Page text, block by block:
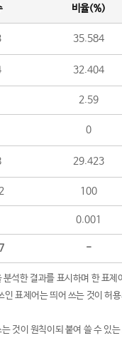
비율(%)
35.584
32.404
2.59
0
29.423
100
0.001
-
한 결과를 표시하며 한 표제
표제어는 띄어 쓰는 것이 허
것이 원칙이되 붙여 쓸 수 있